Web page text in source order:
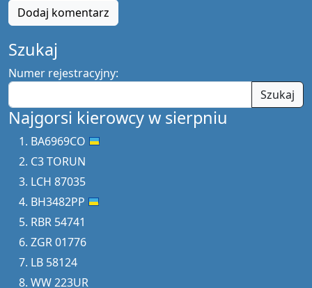
Dodaj komentarz
Szukaj
Numer rejestracyjny:
Szukaj
Najgorsi kierowcy w sierpniu
BA6969CO
C3 TORUN
LCH 87035
BH3482PP
RBR 54741
ZGR 01776
LB 58124
WW 223UR